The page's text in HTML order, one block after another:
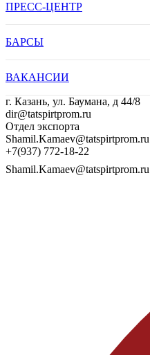
ПРЕСС-ЦЕНТР
БАРСЫ
ВАКАНСИИ
г. Казань, ул. Баумана, д 44/8
dir@tatspirtprom.ru
Отдел экспорта
Shamil.Kamaev@tatspirtprom.ru
+7(937) 772-18-22
Shamil.Kamaev@tatspirtprom.ru